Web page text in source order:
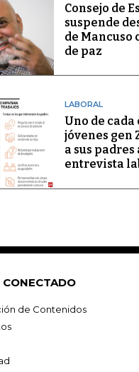
Consejo de
suspende
de Mancuso
de paz
LABORAL
Uno de cada
jóvenes gen
a sus padres
entrevista
de Contenidos